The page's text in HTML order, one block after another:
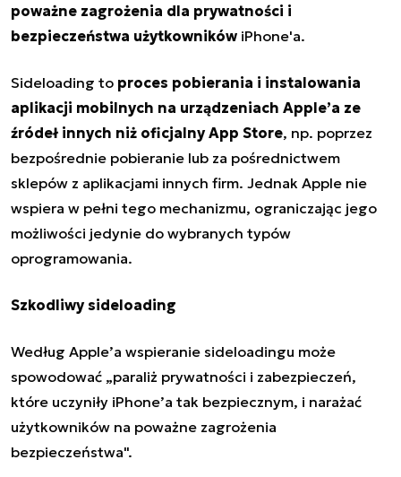
poważne zagrożenia dla prywatności i
bezpieczeństwa użytkowników iPhone'a.
Sideloading to proces pobierania i instalowania
aplikacji mobilnych na urządzeniach Apple’a ze
źródeł innych niż oficjalny App Store, np. poprzez
bezpośrednie pobieranie lub za pośrednictwem
sklepów z aplikacjami innych firm. Jednak Apple nie
wspiera w pełni tego mechanizmu, ograniczając jego
możliwości jedynie do wybranych typów
oprogramowania.
Szkodliwy sideloading
Według Apple’a wspieranie sideloadingu może
spowodować „paraliż prywatności i zabezpieczeń,
które uczyniły iPhone’a tak bezpiecznym, i narażać
użytkowników na poważne zagrożenia
bezpieczeństwa".